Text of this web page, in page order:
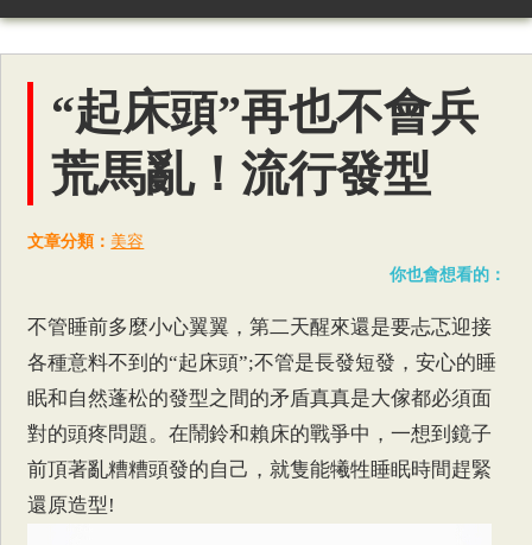
“起床頭”再也不會兵
荒馬亂！流行發型
文章分類： 美容
你也會想看的：
不管睡前多麼小心翼翼，第二天醒來還是要忐忑迎接
各種意料不到的“起床頭”;不管是長發短發，安心的睡
眠和自然蓬松的發型之間的矛盾真真是大傢都必須面
對的頭疼問題。在鬧鈴和賴床的戰爭中，一想到鏡子
前頂著亂糟糟頭發的自己，就隻能犧牲睡眠時間趕緊
還原造型!